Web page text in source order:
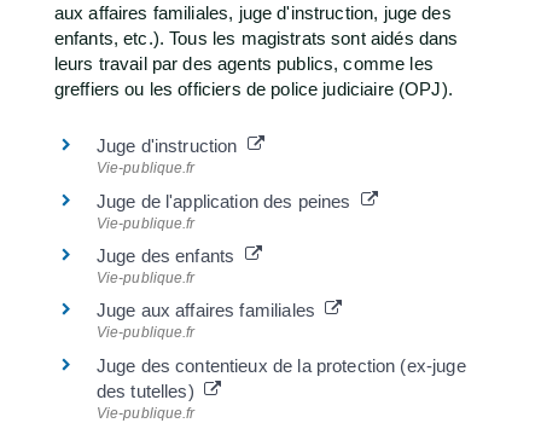
aux affaires familiales, juge d'instruction, juge des
enfants, etc.). Tous les magistrats sont aidés dans
leurs travail par des agents publics, comme les
greffiers ou les officiers de police judiciaire (OPJ).
Juge d'instruction
Vie-publique.fr
Juge de l'application des peines
Vie-publique.fr
Juge des enfants
Vie-publique.fr
Juge aux affaires familiales
Vie-publique.fr
Juge des contentieux de la protection (ex-juge
des tutelles)
Vie-publique.fr